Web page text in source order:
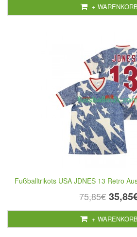
+ WARENKORB
Fußballtrikots USA JDNES 13 Retro
75,85€
+ WARENKORB